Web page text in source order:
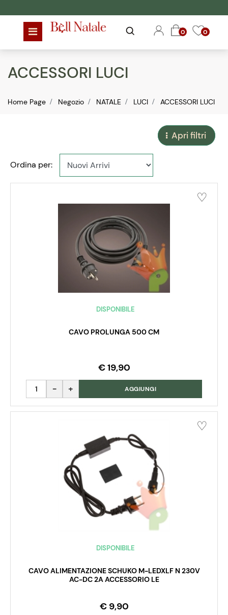
Open menu Open
0 Open
0
ACCESSORI LUCI
Home Page Negozio NATALE LUCI ACCESSORI LUCI
Apri filtri
Ordina per:
DISPONIBILE
CAVO PROLUNGA 500 CM
€ 19,90
Quantità AGGIUNGI
DISPONIBILE
CAVO ALIMENTAZIONE SCHUKO M-LEDXLF N 230V
AC-DC 2A ACCESSORIO LE
€ 9,90